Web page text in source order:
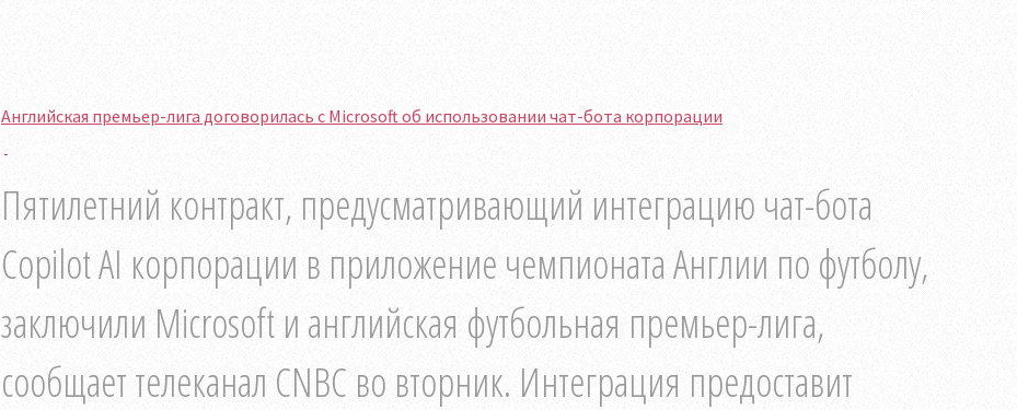
Английская премьер-лига договорилась с Microsoft об использовании чат-бота корпорации
Пятилетний контракт, предусматривающий интеграцию чат-бота
Copilot AI корпорации в приложение чемпионата Англии по футболу,
заключили Microsoft и английская футбольная премьер-лига,
сообщает телеканал CNBC во вторник. Интеграция предоставит